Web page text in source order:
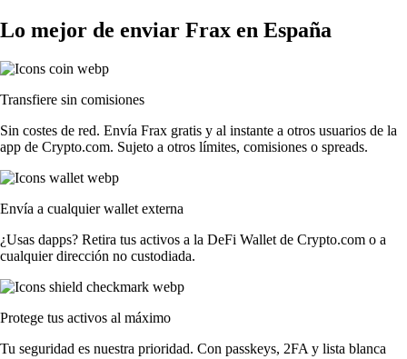
Lo mejor de enviar Frax en España
Transfiere sin comisiones
Sin costes de red. Envía Frax gratis y al instante a otros usuarios de la
app de Crypto.com. Sujeto a otros límites, comisiones o spreads.
Envía a cualquier wallet externa
¿Usas dapps? Retira tus activos a la DeFi Wallet de Crypto.com o a
cualquier dirección no custodiada.
Protege tus activos al máximo
Tu seguridad es nuestra prioridad. Con passkeys, 2FA y lista blanca